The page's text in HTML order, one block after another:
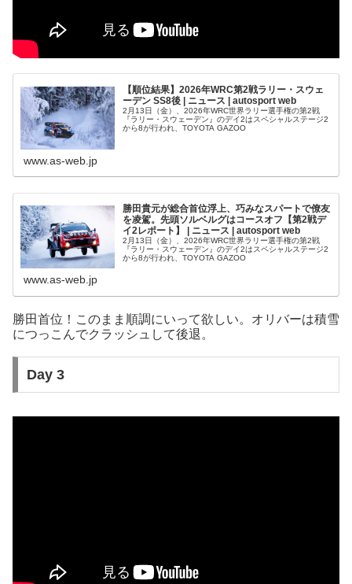
【順位結果】2026年WRC第2戦ラリー・スウェ
ーデン SS8後 | ニュース | autosport web
2月13日（金）、2026年WRC世界ラリー選手権の第2戦
『ラリー・スウェーデン』のデイ2はスペシャルステージ2
から8が行われ、TOYOTA GAZOO
www.as-web.jp
勝田貴元が総合首位浮上、巧みなスパートで僚友
を凌駕。先頭ソルベルグはコースオフ【第2戦デ
イ2レポート】 | ニュース | autosport web
2月13日（金）、2026年WRC世界ラリー選手権の第2戦
『ラリー・スウェーデン』のデイ2はスペシャルステージ2
から8が行われ、TOYOTA GAZOO
www.as-web.jp
勝田首位！このまま順調にいって欲しい。オリバーは積雪
につっこんでクラッシュして後退。
Day 3